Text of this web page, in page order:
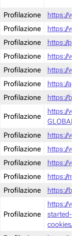
Profilazione
https://
Profilazione
https://
Profilazione
https://
Profilazione
https://
Profilazione
https://
Profilazione
https://
Profilazione https://
Profilazione
https://
GLOBAL-
Profilazione
https://
Profilazione
https://
Profilazione
https://
Profilazione
https://
Profilazione https://
Profilazione
https://
started-
cookies/